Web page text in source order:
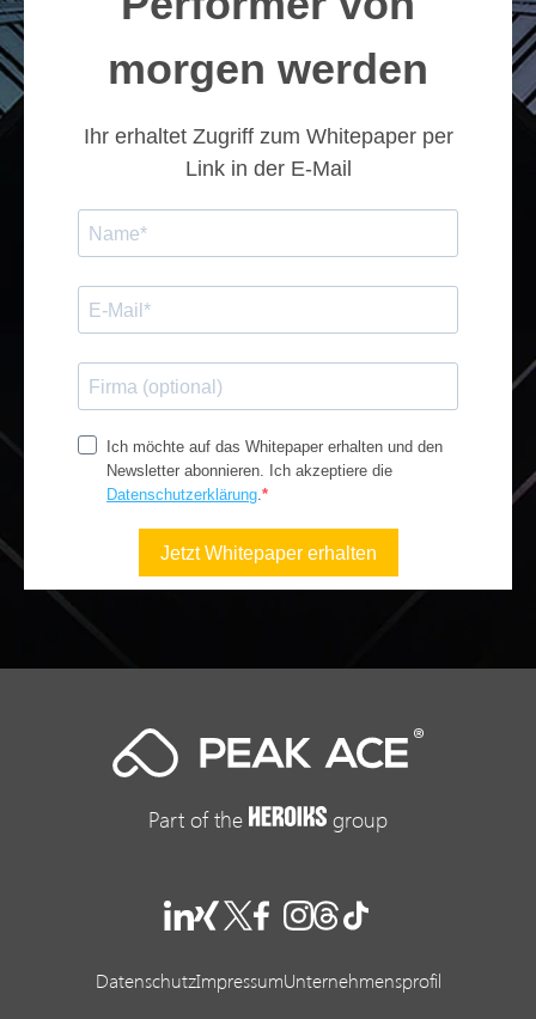
Part of the group
DatenschutzImpressumUnternehmensprofil